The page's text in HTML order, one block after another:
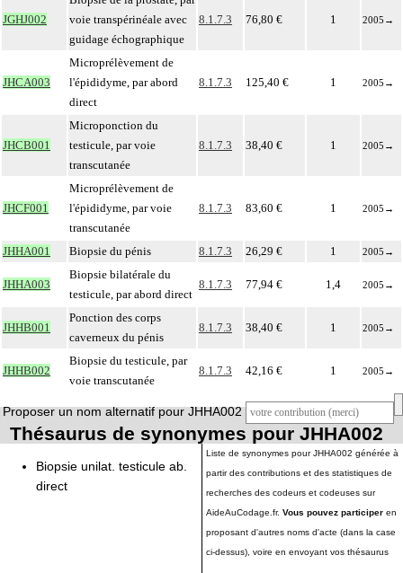
JGHJ002
voie transpérinéale avec
guidage échographique
8.1.7.3 76,80 € 1 2005 →
JHCA003
Microprélèvement de
l'épididyme, par abord
direct
8.1.7.3 125,40 € 1 2005 →
JHCB001
Microponction du
testicule, par voie
transcutanée
8.1.7.3 38,40 € 1 2005 →
JHCF001
Microprélèvement de
l'épididyme, par voie
transcutanée
8.1.7.3 83,60 € 1 2005 →
JHHA001 Biopsie du pénis 8.1.7.3 26,29 € 1 2005 →
JHHA003
Biopsie bilatérale du
testicule, par abord direct
8.1.7.3 77,94 € 1,4 2005 →
JHHB001
Ponction des corps
caverneux du pénis
8.1.7.3 38,40 € 1 2005 →
JHHB002
Biopsie du testicule, par
voie transcutanée
8.1.7.3 42,16 € 1 2005 →
Proposer un nom alternatif pour JHHA002
Thésaurus de synonymes pour JHHA002
Biopsie unilat. testicule ab.
direct
Liste de synonymes pour JHHA002 générée à
partir des contributions et des statistiques de
recherches des codeurs et codeuses sur
AideAuCodage.fr. Vous pouvez participer en
proposant d'autres noms d'acte (dans la case
ci-dessus), voire en envoyant vos thésaurus